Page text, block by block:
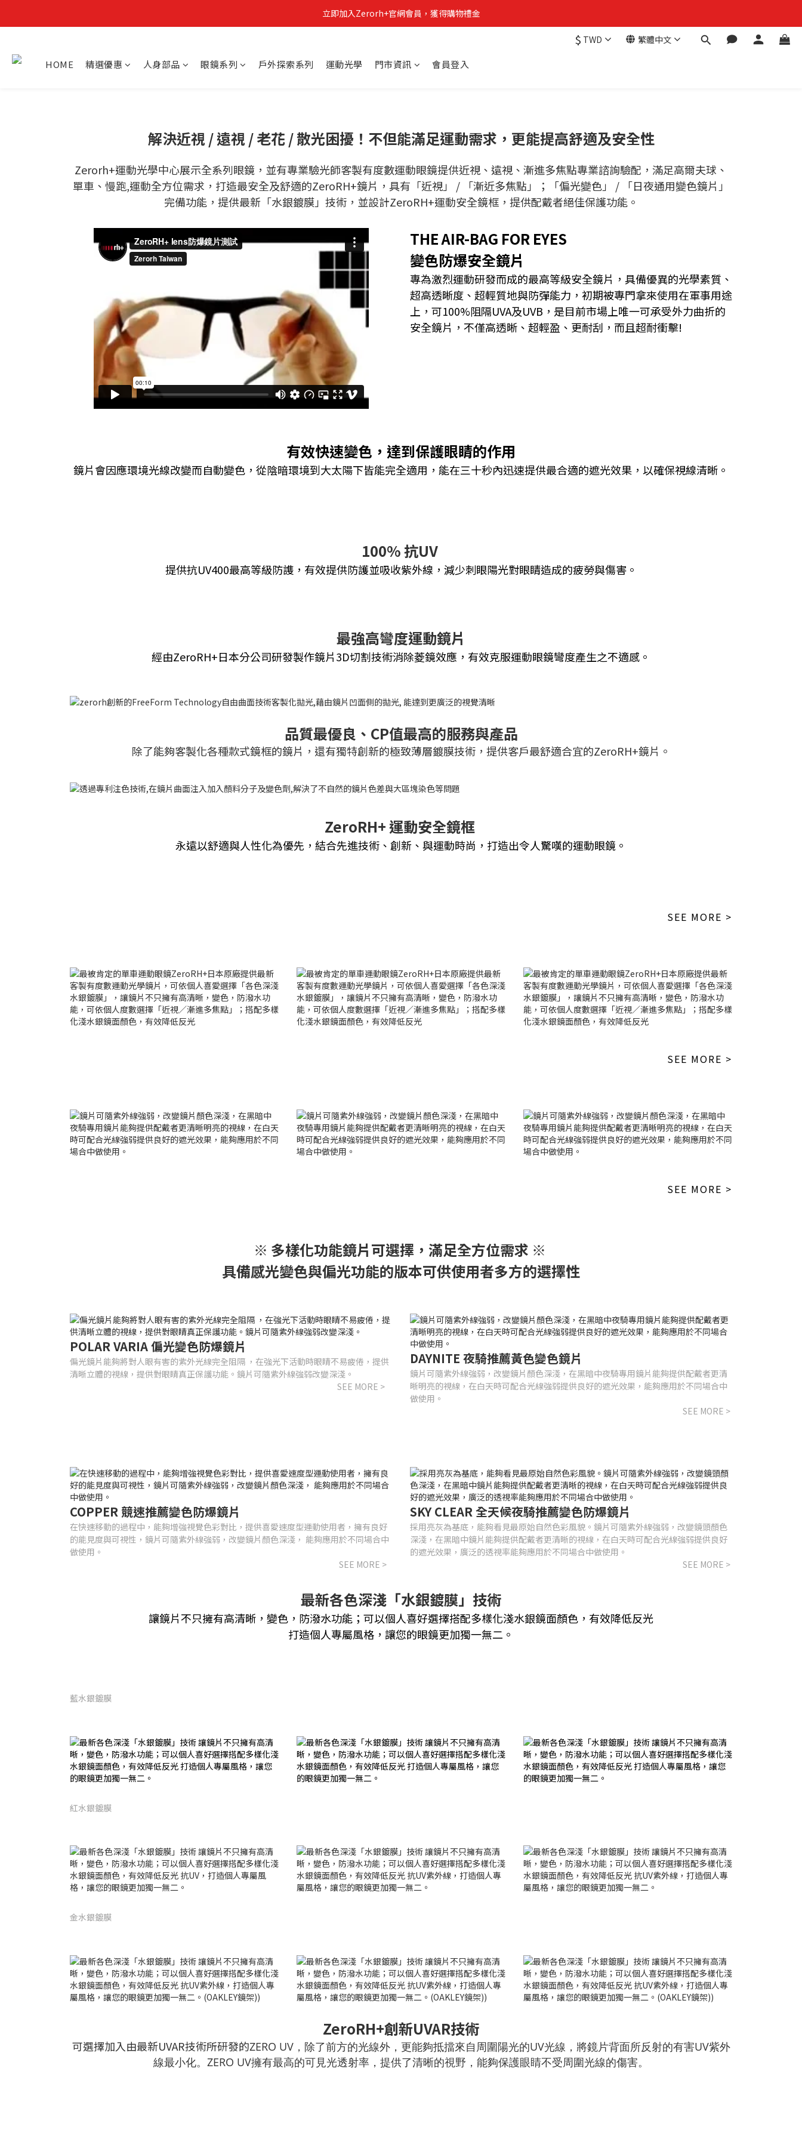
立即加入Zerorh+官網會員，獲得購物禮金
立即加入Zerorh+官網會員，獲得購物禮金
立即加入Zerorh+官網會員，獲得購物禮金
$ TWD 繁體中文
HOME 精選優惠 人身部品 眼鏡系列 戶外探索系列 運動光學 門市資訊 會員登入
解決近視 / 遠視 / 老花 / 散光困擾！ 不但能滿足運動需求， 更能提高舒適及安全性
Zerorh+運動光學中心展示全系列眼鏡，並有專業驗光師客製有度數運動眼鏡提供近視、遠視、漸進多焦點專業諮詢驗配，滿足高爾夫球、
單車、慢跑,運動全方位需求，打造最安全及舒適的ZeroRH+鏡片， 具有「近視」 / 「漸近多焦點」；「偏光變色」 / 「日夜通用變色鏡片」
完備功能，提供最新「水銀鍍膜」技術，並設計ZeroRH+運動安全鏡框，提供配戴者絕佳保護功能。
THE AIR-BAG FOR EYES
變色防爆安全鏡片
專為激烈運動研發而成的最高等級安全鏡片，具備優異的光學素質、
超高透晰度、超輕質地與防彈能力，初期被專門拿來使用在軍事用途
上，可100%阻隔UVA及UVB，是目前市場上唯一可承受外力曲折的
安全鏡片，不僅高透晰、超輕盈、更耐刮，而且超耐衝擊!
有效快速變色，達到保護眼睛的作用
鏡片會因應環境光線改變而自動變色，從陰暗環境到大太陽下皆能完全適用，能在三十秒內迅速提供最合適的遮光效果，以確保視線清晰。
100% 抗UV
提供抗UV400最高等級防謢，有效提供防護並吸收紫外線，減少刺眼陽光對眼睛造成的疲勞與傷害。
最強高彎度運動鏡片
經由ZeroRH+日本分公司研發製作鏡片3D切割技術消除菱鏡效應，有效克服運動眼鏡彎度產生之不適感。
品質最優良、CP值最高的服務與產品
除了能夠客製化各種款式鏡框的鏡片，還有獨特創新的極致薄層鍍膜技術，提供客戶最舒適合宜的ZeroRH+鏡片。
ZeroRH+ 運動安全鏡框
永遠以舒適與人性化為優先，結合先進技術、創新、與運動時尚，打造出令人驚嘆的運動眼鏡。
SEE MORE >
SEE MORE >
SEE MORE >
※ 多樣化功能鏡片可選擇，滿足全方位需求 ※
具備感光變色與偏光功能的版本可供使用者多方的選擇性
POLAR VARIA 偏光變色防爆鏡片
偏光鏡片能夠將對人眼有害的紫外光線完全阻隔 ，在強光下活動時眼睛不易疲倦，提供
清晰立體的視線，提供對眼睛真正保護功能。鏡片可隨紫外線強弱改變深淺。
SEE MORE >
DAYNITE 夜騎推薦黃色變色鏡片
鏡片可隨紫外線強弱，改變鏡片顏色深淺，在黑暗中夜騎專用鏡片能夠提供配戴者更清
晰明亮的視線，在白天時可配合光線強弱提供良好的遮光效果，能夠應用於不同場合中
做使用。
SEE MORE >
COPPER 競速推薦變色防爆鏡片
在快速移動的過程中，能夠增強視覺色彩對比，提供喜愛速度型運動使用者，擁有良好
的能見度與可視性，鏡片可隨紫外線強弱，改變鏡片顏色深淺， 能夠應用於不同場合中
做使用。
SEE MORE >
SKY CLEAR 全天候夜騎推薦變色防爆鏡片
採用亮灰為基底，能夠看見最原始自然色彩風貌。鏡片可隨紫外線強弱，改變鏡頭顏色
深淺，在黑暗中鏡片能夠提供配戴者更清晰的視線，在白天時可配合光線強弱提供良好
的遮光效果，廣泛的透視率能夠應用於不同場合中做使用。
SEE MORE >
最新各色深淺「水銀鍍膜」技術
讓鏡片不只擁有高清晰，變色，防潑水功能；可以個人喜好選擇搭配多樣化淺水銀鏡面顏色，有效降低反光
打造個人專屬風格，讓您的眼鏡更加獨一無二。
藍水銀鍍膜
紅水銀鍍膜
金水銀鍍膜
ZeroRH+創新UVAR技術
可選擇加入由最新UVAR技術所研發的ZERO UV，除了前方的光線外，更能夠抵擋來自周圍陽光的UV光線，將鏡片背面所反射的有害UV紫外
線最小化。ZERO UV擁有最高的可見光透射率，提供了清晰的視野，能夠保護眼睛不受周圍光線的傷害。